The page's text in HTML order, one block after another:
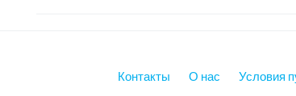
Контакты О нас Условия